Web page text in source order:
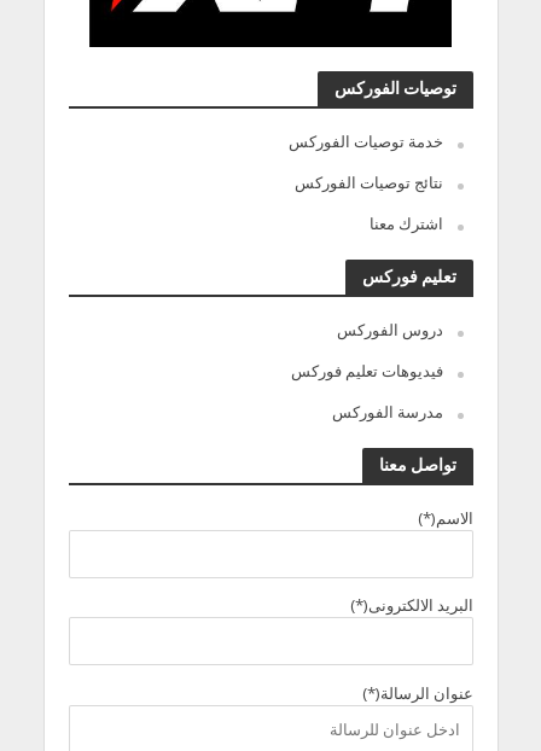
توصيات الفوركس
خدمة توصيات الفوركس
نتائج توصيات الفوركس
اشترك معنا
تعليم فوركس
دروس الفوركس
فيديوهات تعليم فوركس
مدرسة الفوركس
تواصل معنا
الاسم(*)
البريد الالكترونى(*)
عنوان الرسالة(*)